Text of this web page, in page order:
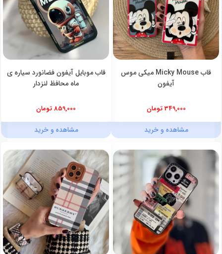
قاب Micky Mouse میکی موس
آیفون
349,000 تومان
مشاهده و خرید
قاب موبایل آیفون فضانورد سیاره ی
ماه محافظ لنزدار
859,000 تومان
مشاهده و خرید